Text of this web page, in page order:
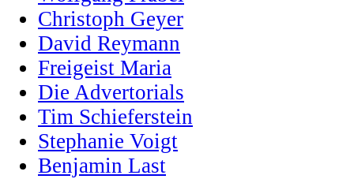
Christoph Geyer
David Reymann
Freigeist Maria
Die Advertorials
Tim Schieferstein
Stephanie Voigt
Benjamin Last